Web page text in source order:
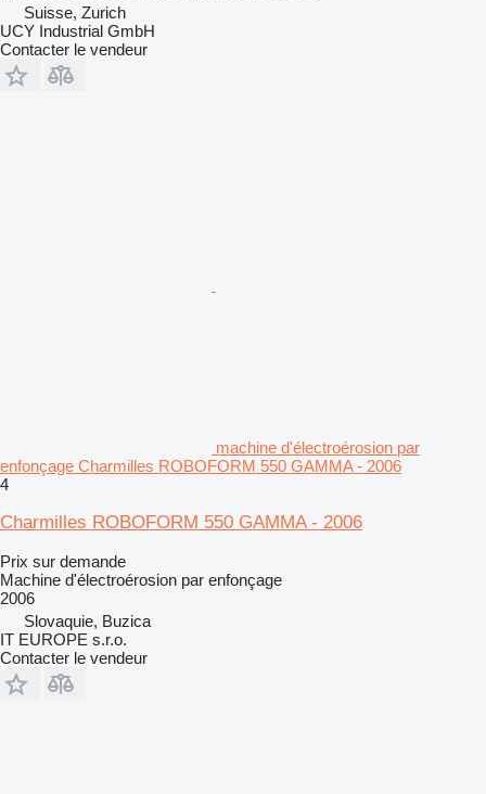
Suisse, Zurich
UCY Industrial GmbH
Contacter le vendeur
machine d'électroérosion par
enfonçage Charmilles ROBOFORM 550 GAMMA - 2006
4
Charmilles ROBOFORM 550 GAMMA - 2006
Prix sur demande
Machine d'électroérosion par enfonçage
2006
Slovaquie, Buzica
IT EUROPE s.r.o.
Contacter le vendeur